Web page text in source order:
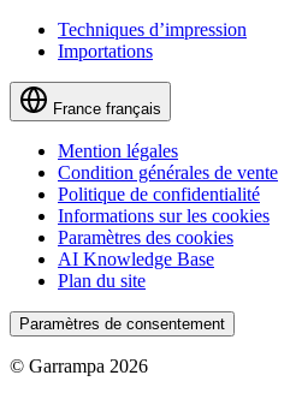
Techniques d’impression
Importations
France français
Mention légales
Condition générales de vente
Politique de confidentialité
Informations sur les cookies
Paramètres des cookies
AI Knowledge Base
Plan du site
Paramètres de consentement
© Garrampa 2026